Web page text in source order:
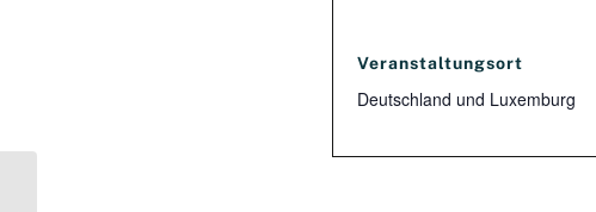
Veranstaltungsort
Deutschland und Luxemburg